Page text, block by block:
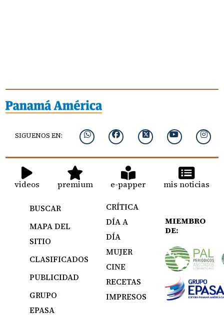
SIGUENOS EN:
videos premium e-papper mis noticias
BUSCAR
MAPA DEL
SITIO
CLASIFICADOS
PUBLICIDAD
GRUPO
EPASA
CRÍTICA
DÍA A
DÍA
MUJER
CINE
RECETAS
IMPRESOS
MIEMBRO
DE: